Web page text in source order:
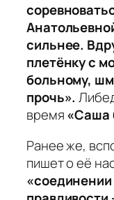
сильнее.
плетёнку с
больному,
прочь».
время«Саша
Ранее же,
пишет о её